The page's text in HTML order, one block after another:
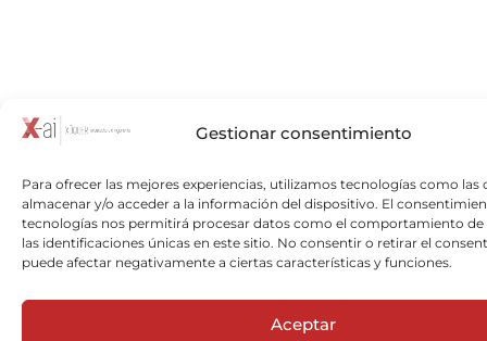
Gestionar consentimiento
Para ofrecer las mejores experiencias, utilizamos tecnologías como las
almacenar y/o acceder a la información del dispositivo. El
tecnologías nos permitirá procesar datos como el comportamiento de
las identificaciones únicas en este sitio. No consentir o retirar el
puede afectar negativamente a ciertas características y funciones.
Aceptar